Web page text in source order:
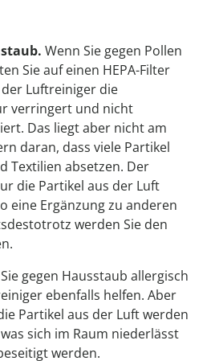
Wenn Sie gegen Pollen
Sie auf einen HEPA-Filter
Luftreiniger die
verringert und nicht
Das liegt aber nicht am
daran, dass viele Partikel
Textilien absetzen. Der
die Partikel aus der Luft
eine Ergänzung zu anderen
werden Sie den
gegen Hausstaub allergisch
ebenfalls helfen. Aber
Partikel aus der Luft werden
sich im Raum niederlässt
werden.